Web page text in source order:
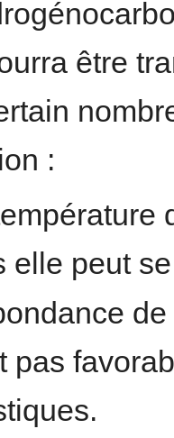
être
:
elle peut
pas